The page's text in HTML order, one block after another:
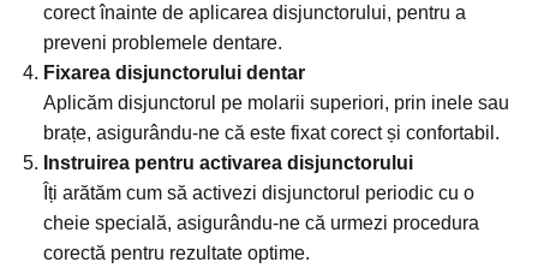
corect înainte de aplicarea disjunctorului, pentru a
preveni problemele dentare.
Fixarea disjunctorului dentar
Aplicăm disjunctorul pe molarii superiori, prin inele sau
brațe, asigurându-ne că este fixat corect și confortabil.
Instruirea pentru activarea disjunctorului
Îți arătăm cum să activezi disjunctorul periodic cu o
cheie specială, asigurându-ne că urmezi procedura
corectă pentru rezultate optime.